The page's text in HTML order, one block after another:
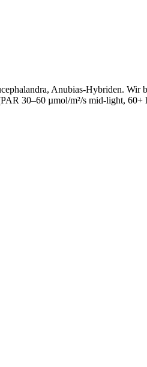
Anubias-Hybriden.
30–60 µmol/m²/s mid-light,